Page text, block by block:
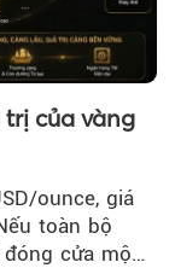
của vàng
ounce, giá
toàn bộ
cửa một